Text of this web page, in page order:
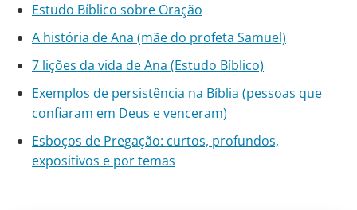
Estudo Bíblico sobre Oração
A história de Ana (mãe do profeta Samuel)
7 lições da vida de Ana (Estudo Bíblico)
Exemplos de persistência na Bíblia (pessoas que
confiaram em Deus e venceram)
Esboços de Pregação: curtos, profundos,
expositivos e por temas